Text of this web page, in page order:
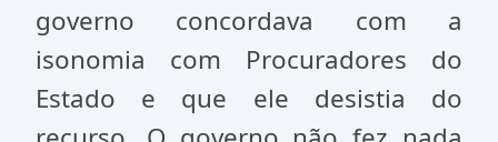
governo concordava com a
isonomia com Procuradores do
Estado e que ele desistia do